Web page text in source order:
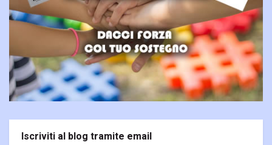
Iscriviti al blog tramite email